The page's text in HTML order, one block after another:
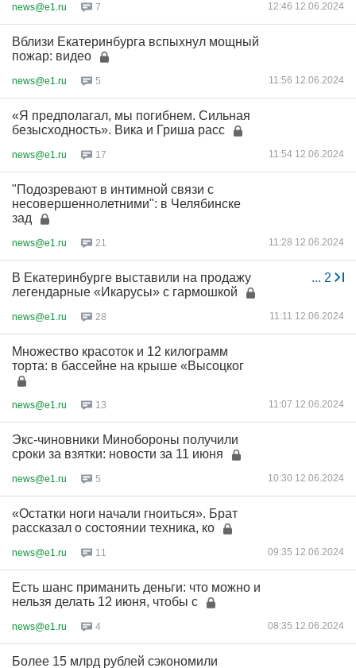
news@e1.ru 7 12:46 12.06.2024
Вблизи Екатеринбурга вспыхнул мощный
пожар: видео
news@e1.ru 5 11:56 12.06.2024
«Я предполагал, мы погибнем. Сильная
безысходность». Вика и Гриша расс
news@e1.ru 17 11:54 12.06.2024
"Подозревают в интимной связи с
несовершеннолетними": в Челябинске
зад
news@e1.ru 21 11:28 12.06.2024
... 2
В Екатеринбурге выставили на продажу
легендарные «Икарусы» с гармошкой
news@e1.ru 28 11:11 12.06.2024
Множество красоток и 12 килограмм
торта: в бассейне на крыше «Высоцког
news@e1.ru 13 11:07 12.06.2024
Экс-чиновники Минобороны получили
сроки за взятки: новости за 11 июня
news@e1.ru 5 10:30 12.06.2024
«Остатки ноги начали гноиться». Брат
рассказал о состоянии техника, ко
news@e1.ru 11 09:35 12.06.2024
Есть шанс приманить деньги: что можно и
нельзя делать 12 июня, чтобы с
news@e1.ru 4 08:35 12.06.2024
Более 15 млрд рублей сэкономили